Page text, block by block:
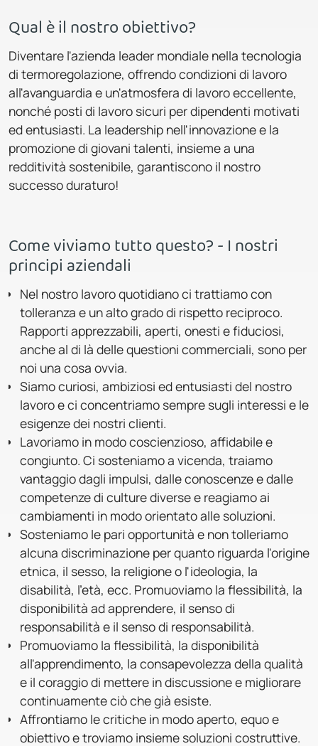
Qual è il nostro obiettivo?
Diventare l'azienda leader mondiale nella tecnologia
di termoregolazione, offrendo condizioni di lavoro
all'avanguardia e un'atmosfera di lavoro eccellente,
nonché posti di lavoro sicuri per dipendenti motivati
ed entusiasti. La leadership nell'innovazione e la
promozione di giovani talenti, insieme a una
redditività sostenibile, garantiscono il nostro
successo duraturo!
Come viviamo tutto questo? - I nostri
principi aziendali
Nel nostro lavoro quotidiano ci trattiamo con
tolleranza e un alto grado di rispetto reciproco.
Rapporti apprezzabili, aperti, onesti e fiduciosi,
anche al di là delle questioni commerciali, sono per
noi una cosa ovvia.
Siamo curiosi, ambiziosi ed entusiasti del nostro
lavoro e ci concentriamo sempre sugli interessi e le
esigenze dei nostri clienti.
Lavoriamo in modo coscienzioso, affidabile e
congiunto. Ci sosteniamo a vicenda, traiamo
vantaggio dagli impulsi, dalle conoscenze e dalle
competenze di culture diverse e reagiamo ai
cambiamenti in modo orientato alle soluzioni.
Sosteniamo le pari opportunità e non tolleriamo
alcuna discriminazione per quanto riguarda l'origine
etnica, il sesso, la religione o l'ideologia, la
disabilità, l'età, ecc. Promuoviamo la flessibilità, la
disponibilità ad apprendere, il senso di
responsabilità e il senso di responsabilità.
Promuoviamo la flessibilità, la disponibilità
all'apprendimento, la consapevolezza della qualità
e il coraggio di mettere in discussione e migliorare
continuamente ciò che già esiste.
Affrontiamo le critiche in modo aperto, equo e
obiettivo e troviamo insieme soluzioni costruttive.